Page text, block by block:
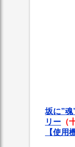
坂に”
リー （
【使用